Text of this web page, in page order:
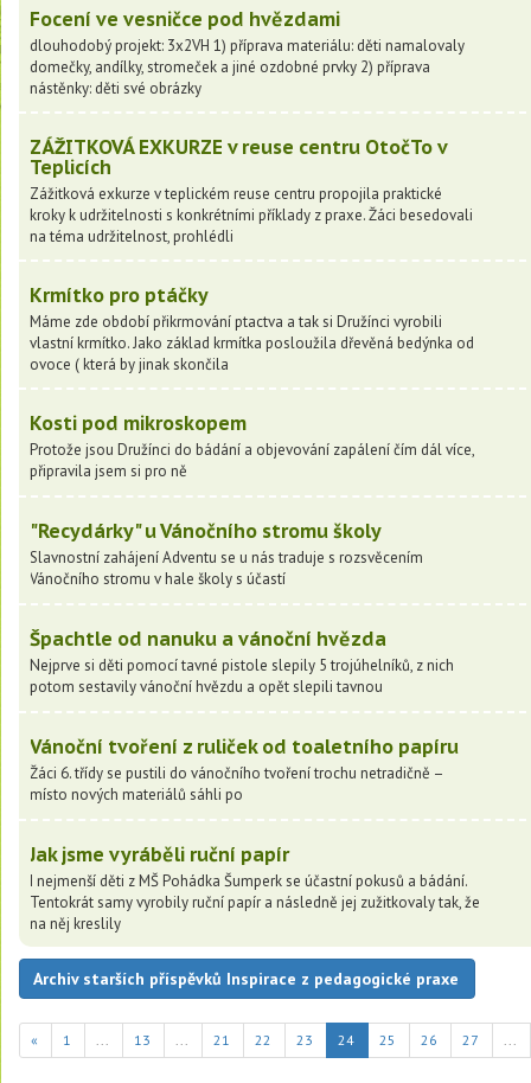
Focení ve vesničce pod hvězdami
dlouhodobý projekt: 3x2VH 1) příprava materiálu: děti namalovaly
domečky, andílky, stromeček a jiné ozdobné prvky 2) příprava
nástěnky: děti své obrázky
ZÁŽITKOVÁ EXKURZE v reuse centru OtočTo v
Teplicích
Zážitková exkurze v teplickém reuse centru propojila praktické
kroky k udržitelnosti s konkrétními příklady z praxe. Žáci besedovali
na téma udržitelnost, prohlédli
Krmítko pro ptáčky
Máme zde období přikrmování ptactva a tak si Družínci vyrobili
vlastní krmítko. Jako základ krmítka posloužila dřevěná bedýnka od
ovoce ( která by jinak skončila
Kosti pod mikroskopem
Protože jsou Družínci do bádání a objevování zapálení čím dál více,
připravila jsem si pro ně
"Recydárky" u Vánočního stromu školy
Slavnostní zahájení Adventu se u nás traduje s rozsvěcením
Vánočního stromu v hale školy s účastí
Špachtle od nanuku a vánoční hvězda
Nejprve si děti pomocí tavné pistole slepily 5 trojúhelníků, z nich
potom sestavily vánoční hvězdu a opět slepili tavnou
Vánoční tvoření z ruliček od toaletního papíru
Žáci 6. třídy se pustili do vánočního tvoření trochu netradičně –
místo nových materiálů sáhli po
Jak jsme vyráběli ruční papír
I nejmenší děti z MŠ Pohádka Šumperk se účastní pokusů a bádání.
Tentokrát samy vyrobily ruční papír a následně jej zužitkovaly tak, že
na něj kreslily
Archiv starších příspěvků Inspirace z pedagogické praxe
« 1 ... 13 ... 21 22 23 24(current)
25 26 27 ...